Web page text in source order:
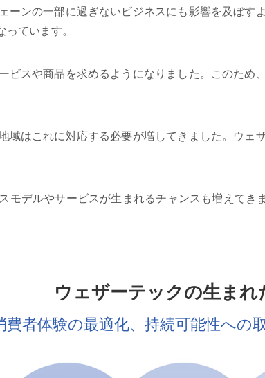
ーンの一部に過ぎないビジネスにも影響を及ぼ
ています。
ビスや商品を求めるようになりました。このた
域はこれに対応する必要が増してきました。ウ
モデルやサービスが生まれるチャンスも増えて
ウェザーテックの生まれ
費者体験の最適化、持続可能性への